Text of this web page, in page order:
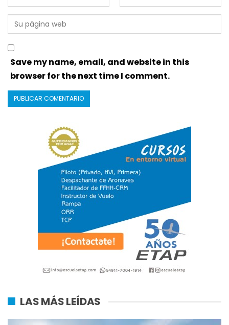
Save my name, email, and website in this
browser for the next time I comment.
LAS MÁS LEÍDAS